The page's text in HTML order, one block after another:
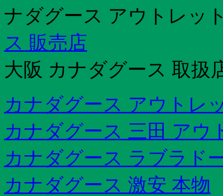
ナダグース アウトレッ
ス 販売店
大阪 カナダグース 取扱
カナダグース アウトレ
カナダグース 三田 アウ
カナダグース ラブラド
カナダグース 激安 本物